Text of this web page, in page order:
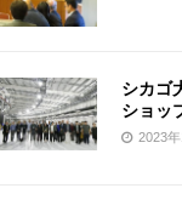
シカゴ
ショッ
2023